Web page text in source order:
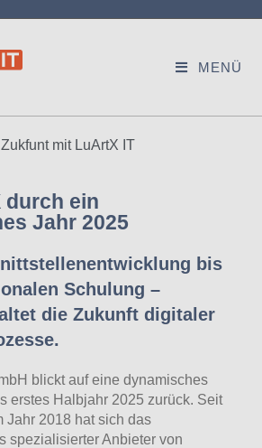
MENÜ
durch ein
Jahr 2025
bis
Schulung –
die Zukunft digitaler
blickt auf eine dynamisches
erstes Halbjahr 2025 zurück. Seit
Jahr 2018 hat sich das
spezialisierter Anbieter von